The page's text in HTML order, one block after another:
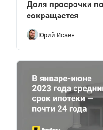
Доля просрочки
сокращается
Юрий Исаев